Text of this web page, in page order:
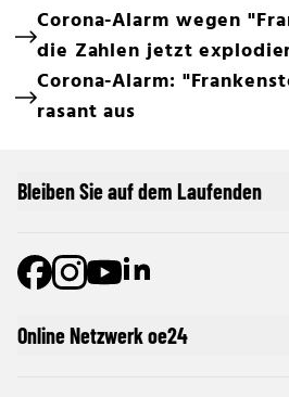
Corona-Alarm wegen
die Zahlen jetzt
Corona-Alarm:
rasant aus
Online Netzwerk oe24
Bleiben Sie auf dem Laufenden